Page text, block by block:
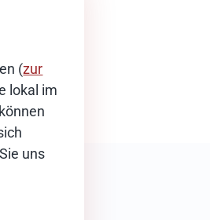
(zur
lokal im
uns